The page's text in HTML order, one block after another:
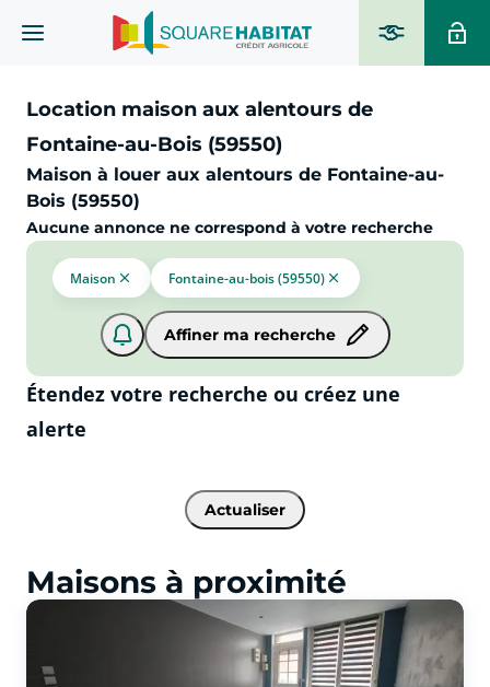
Location maison aux alentours de
Fontaine-au-Bois (59550)
Maison à louer aux alentours de Fontaine-au-
Bois (59550)
Aucune annonce ne correspond à votre recherche
Maison Fontaine-au-bois (59550)
Affiner ma recherche
Étendez votre recherche ou créez une
alerte
Actualiser
Maisons à proximité